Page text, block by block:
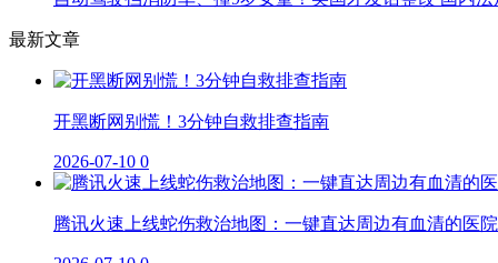
最新文章
开黑断网别慌！3分钟自救排查指南
2026-07-10 0
腾讯火速上线蛇伤救治地图：一键直达周边有血清的医院